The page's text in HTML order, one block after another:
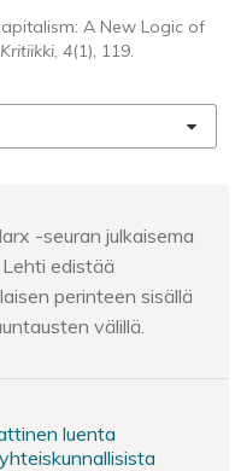
A New Logic of
, 4(1), 119.
-seuran julkaisema
edistää
perinteen sisällä
välillä.
luenta